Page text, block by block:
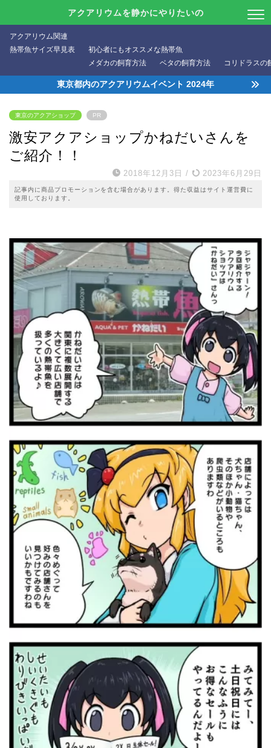
アクアリウムを静かにやりたいの
アクアリウム関連
熱帯魚サイズ早見表
初心者にもオススメな熱帯魚
メダカの飼育方法
ベタの飼育方法 コリドラスの
東京都内のアクアリウムイベント 2024年
東京のアクアショップ PR
激安アクアショップかねだいさんを
ご紹介！！
2018年12月3日 / 2023年6月29日
記事内に商品プロモーションを含む場合があります。得た収益はサイト運営費に
使用しております。